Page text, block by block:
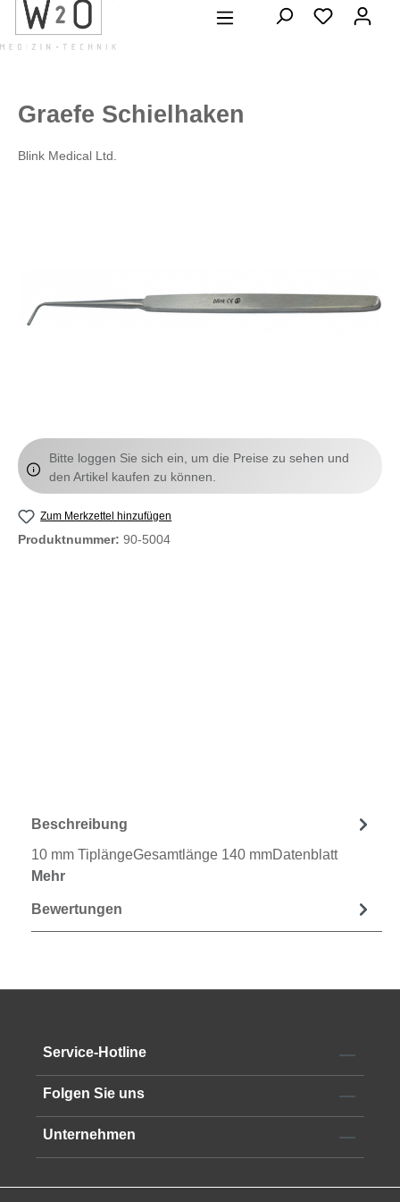
springen
Graefe Schielhaken
Blink Medical Ltd.
Bitte loggen Sie sich ein, um die Preise zu sehen und
den Artikel kaufen zu können.
Zum Merkzettel hinzufügen
Produktnummer: 90-5004
Beschreibung
10 mm TiplängeGesamtlänge 140 mmDatenblatt
Mehr
Bewertungen
Service-Hotline
Folgen Sie uns
Unternehmen